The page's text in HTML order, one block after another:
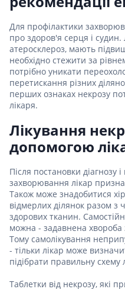
Для профілактики
про здоров'я серця і
атеросклероз, мають
необхідно стежити за
потрібно уникати
перетискання різних
перших ознаках некрозу
лікаря.
Лікування
допомогою
Після постановки діагнозу
захворювання лікар
Також може знадобитися
відмерлих ділянок разом
здорових тканин.
можна - задавнена хвороба
Тому самолікування
- тільки лікар може
підібрати правильну схему
Таблетки від некрозу, які